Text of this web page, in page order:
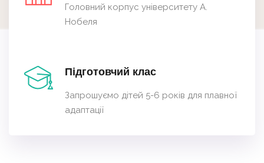
Головний корпус університету А.
Нобеля
Підготовчий клас
Запрошуємо дітей 5-6 років для плавної
адаптації